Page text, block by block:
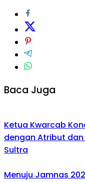
Baca Juga
Ketua Kwarcab
dengan Atribut
Sultra
Menuju Jamnas